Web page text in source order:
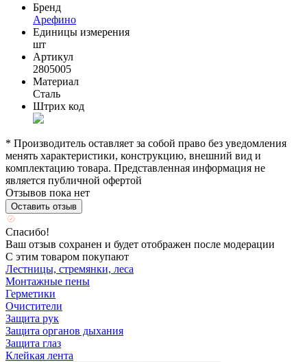
Бренд
Арефино
Единицы измерения
шт
Артикул
2805005
Материал
Сталь
Штрих код
* Производитель оставляет за собой право без уведомления
менять характеристики, конструкцию, внешний вид и
комплектацию товара. Представленная информация не
является публичной офертой
Отзывов пока нет
Оставить отзыв
Спасибо!
Ваш отзыв сохранен и будет отображен после модерации
С этим товаром покупают
Лестницы, стремянки, леса
Монтажные пены
Герметики
Очистители
Защита рук
Защита органов дыхания
Защита глаз
Клейкая лента